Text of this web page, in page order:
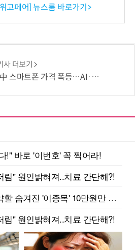
엄 선정
고페어] 뉴스룸 바로가기>
사 더보기
격 폭등…AI·5G로 모바일 산업 패러다임 전환 모색